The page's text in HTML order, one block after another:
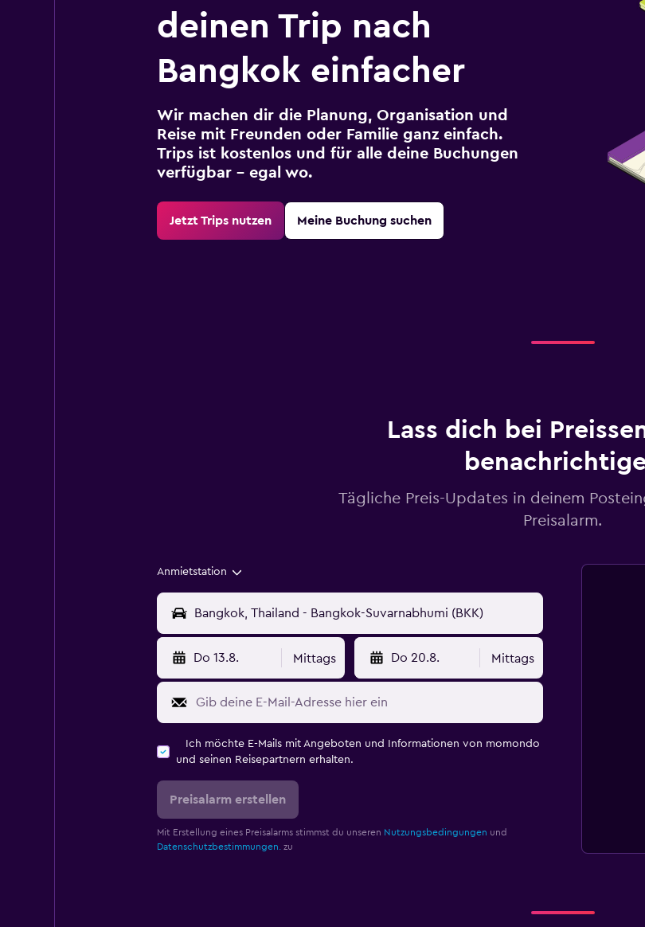
deinen Trip nach
Bangkok einfacher
Wir machen dir die Planung, Organisation und
Reise mit Freunden oder Familie ganz einfach.
Trips ist kostenlos und für alle deine Buchungen
verfügbar – egal wo.
Jetzt Trips nutzen Meine Buchung suchen
Lass dich bei
Tägliche Preis-Updates in deinem
Preisalarm.
Anmietstation
Do 13.8. Mittags Do 20.8. Mittags
Ich möchte E-Mails mit Angeboten und Informationen von momondo
und seinen Reisepartnern erhalten.
Preisalarm erstellen
Mit Erstellung eines Preisalarms stimmst du unseren Nutzungsbedingungen und
Datenschutzbestimmungen.zu